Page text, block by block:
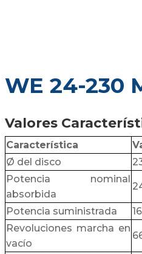
WE 24-230
Valores
Característica
Ø del disco
Potencia nominal
absorbida
Potencia suministrada
Revoluciones marcha en
vacío